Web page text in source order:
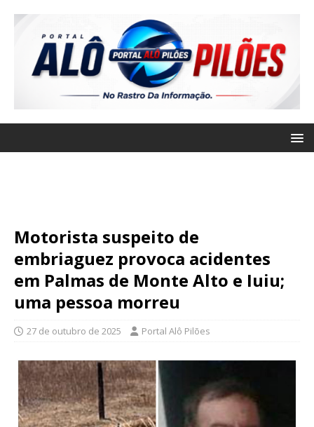
Motorista suspeito de
embriaguez provoca acidentes
em Palmas de Monte Alto e Iuiu;
uma pessoa morreu
27 de outubro de 2025 Portal Alô Pilões